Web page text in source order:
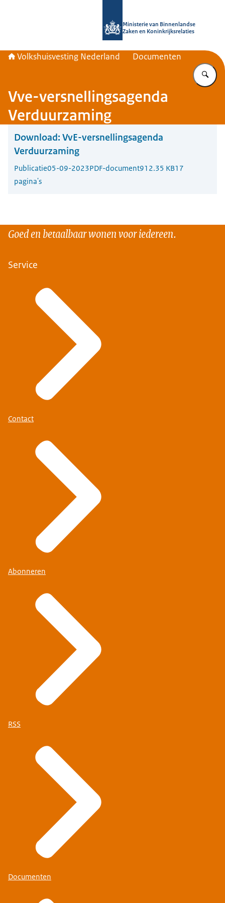
Ministerie van Binnenlandse
Zaken en Koninkrijksrelaties
Volkshuisvesting Nederland Documenten
Vve-versnellingsagenda
Verduurzaming
Download: VvE-versnellingsagenda
Verduurzaming
Publicatie05-09-2023PDF-document912.35 KB17
pagina's
Goed en betaalbaar wonen voor iedereen.
Service
Contact
Abonneren
RSS
Documenten